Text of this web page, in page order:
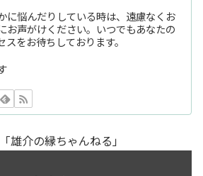
に悩んだりしている時は、遠慮なくお
お声がけください。いつでもあなたの
スをお待ちしております。
雄介の縁ちゃんねる」